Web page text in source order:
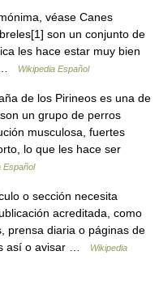
véase Canes
son un conjunto de
les hace estar muy bien
…
Wikipedia Español
de los Pirineos es una de
un grupo de perros
musculosa, fuertes
lo que les hace ser
Español
o sección necesita
acreditada, como
prensa diaria o páginas de
así o avisar …
Wikipedia